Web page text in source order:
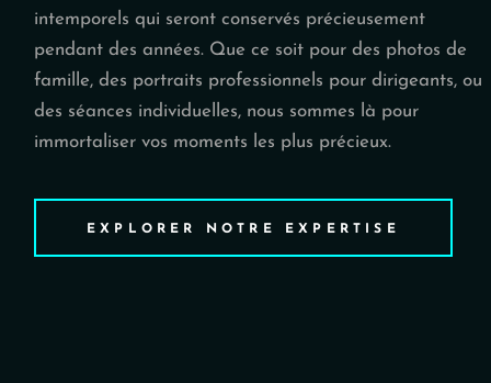
intemporels qui seront conservés précieusement
pendant des années. Que ce soit pour des photos de
famille, des portraits professionnels pour dirigeants, ou
des séances individuelles, nous sommes là pour
immortaliser vos moments les plus précieux.
EXPLORER NOTRE EXPERTISE